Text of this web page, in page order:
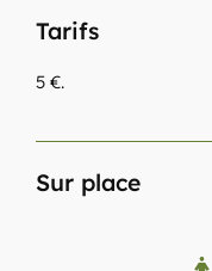
Tarifs
5 €.
Sur place